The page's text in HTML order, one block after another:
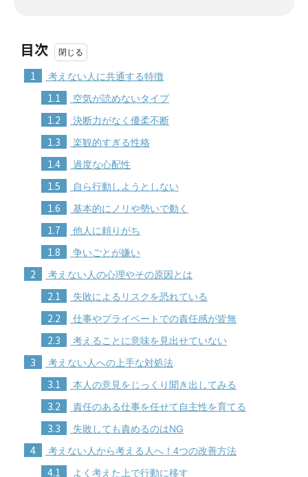
目次
1 考えない人に共通する特徴
1.1 空気が読めないタイプ
1.2 決断力がなく優柔不断
1.3 楽観的すぎる性格
1.4 過度な心配性
1.5 自ら行動しようとしない
1.6 基本的にノリや勢いで動く
1.7 他人に頼りがち
1.8 争いごとが嫌い
2 考えない人の心理やその原因とは
2.1 失敗によるリスクを恐れている
2.2 仕事やプライベートでの責任感が皆無
2.3 考えることに意味を見出せていない
3 考えない人への上手な対処法
3.1 本人の意見をじっくり聞き出してみる
3.2 責任のある仕事を任せて自主性を育てる
3.3 失敗しても責めるのはNG
4 考えない人から考える人へ！4つの改善方法
4.1 よく考えた上で行動に移す